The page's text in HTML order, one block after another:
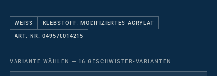
WEISS KLEBSTOFF: MODIFIZIERTES ACRYLAT
ART.-NR. 049570014215
VARIANTE WÄHLEN — 16 GESCHWISTER-VARIANTEN